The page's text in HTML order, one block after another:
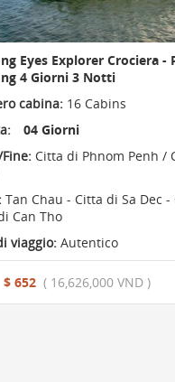
Eyes Explorer Crociera -
4 Giorni 3 Notti
cabina: 16 Cabins
04 Giorni
Citta di Phnom Penh /
Tan Chau - Citta di Sa Dec
Can Tho
viaggio: Autentico
$ 652 ( 16,626,000 VND )